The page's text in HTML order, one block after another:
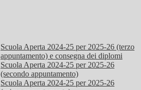
Scuola Aperta 2024-25 per 2025-26 (terzo
appuntamento) e consegna dei diplomi
Scuola Aperta 2024-25 per 2025-26
(secondo appuntamento)
Scuola Aperta 2024-25 per 2025-26